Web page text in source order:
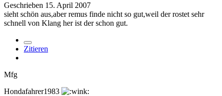
Geschrieben 15. April 2007
sieht schön aus,aber remus finde nicht so gut,weil der rostet sehr
schnell von Klang her ist der schon gut.
Zitieren
Mfg
Hondafahrer1983